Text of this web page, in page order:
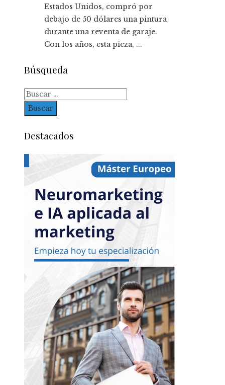
Estados Unidos, compró por
debajo de 50 dólares una pintura
durante una reventa de garaje.
Con los años, esta pieza, ...
Búsqueda
Buscar:
Destacados